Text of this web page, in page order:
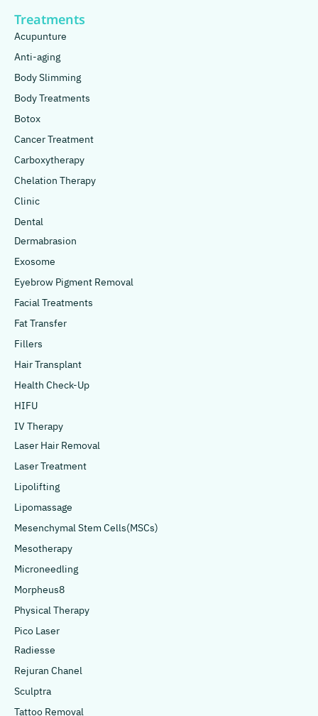
Treatments
Acupunture
Anti-aging
Body Slimming
Body Treatments
Botox
Cancer Treatment
Carboxytherapy
Chelation Therapy
Clinic
Dental
Dermabrasion
Exosome
Eyebrow Pigment Removal
Facial Treatments
Fat Transfer
Fillers
Hair Transplant
Health Check-Up
HIFU
IV Therapy
Laser Hair Removal
Laser Treatment
Lipolifting
Lipomassage
Mesenchymal Stem Cells(MSCs)
Mesotherapy
Microneedling
Morpheus8
Physical Therapy
Pico Laser
Radiesse
Rejuran Chanel
Sculptra
Tattoo Removal